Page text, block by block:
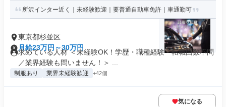
所沢インター近く｜未経験歓迎｜要普通自動車免許｜車通勤可
東京都杉並区
月給23万円～30万円
求めている人材 ＜未経験OK！学歴・職種経験・転職回数不問
／業界経験も問いません！＞ ...
制服あり 業界未経験歓迎 +42個
気になる